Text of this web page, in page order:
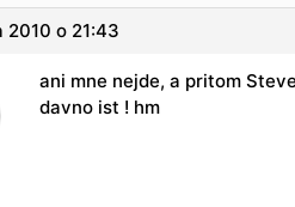
2010 o 21:43
ani mne nejde, a pritom
davno ist ! hm